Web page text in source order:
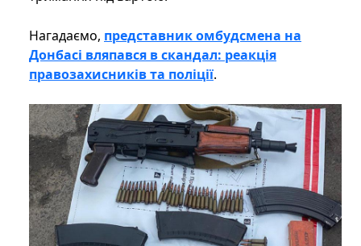
Нагадаємо, представник омбудсмена на
Донбасі вляпався в скандал: реакція
правозахисників та поліції.